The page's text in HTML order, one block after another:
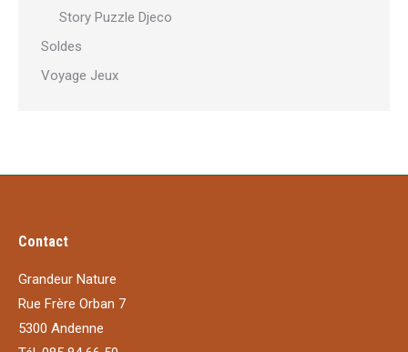
Story Puzzle Djeco
Soldes
Voyage Jeux
Contact
Grandeur Nature
Rue Frère Orban 7
5300 Andenne